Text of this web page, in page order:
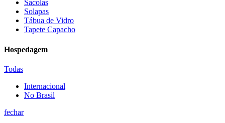
Sacolas
Solapas
Tábua de Vidro
Tapete Capacho
Hospedagem
Todas
Internacional
No Brasil
fechar